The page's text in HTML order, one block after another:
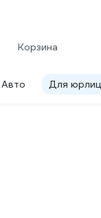
Корзина
Авто Для юрлиц